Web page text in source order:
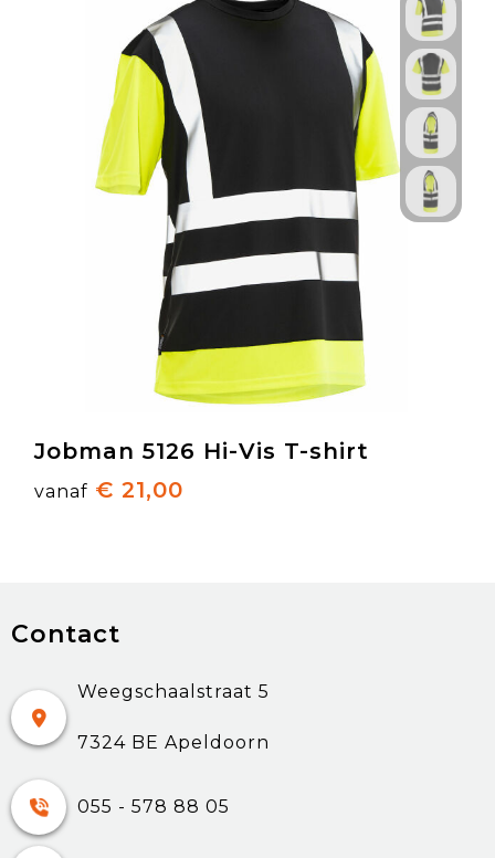
Jobman 5126 Hi-Vis T-shirt
vanaf € 21,00
Contact
Weegschaalstraat 5
7324 BE Apeldoorn
055 - 578 88 05